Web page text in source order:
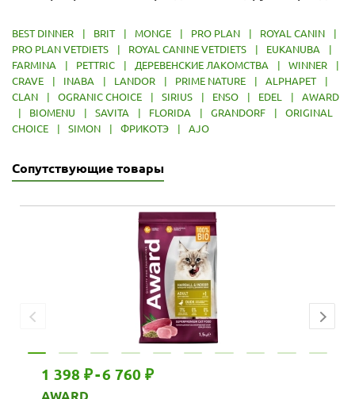
BEST DINNER | BRIT | MONGE | PRO PLAN | ROYAL CANIN
|
PRO PLAN VETDIETS
| ROYAL CANINE VETDIETS | EUKANUBA
|
FARMINA
| PETTRIC | ДЕРЕВЕНСКИЕ ЛАКОМСТВА | WINNER
|
CRAVE
| INABA | LANDOR | PRIME NATURE | ALPHAPET
|
CLAN
| OGRANIC CHOICE | SIRIUS | ENSO | EDEL |
AWARD
|
BIOMENU | SAVITA | FLORIDA | GRANDORF |
ORIGINAL
CHOICE
| SIMON | ФРИКОТЭ | AJO
Сопутствующие товары
1 398 ₽-6 760 ₽
AWARD